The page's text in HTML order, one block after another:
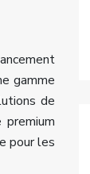
gamme
de
pour les